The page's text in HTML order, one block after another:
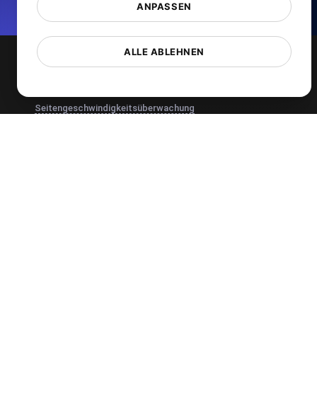
Seitengeschwindigkeitsüberwachung
ALLE ABLEHNEN
ANPASSEN